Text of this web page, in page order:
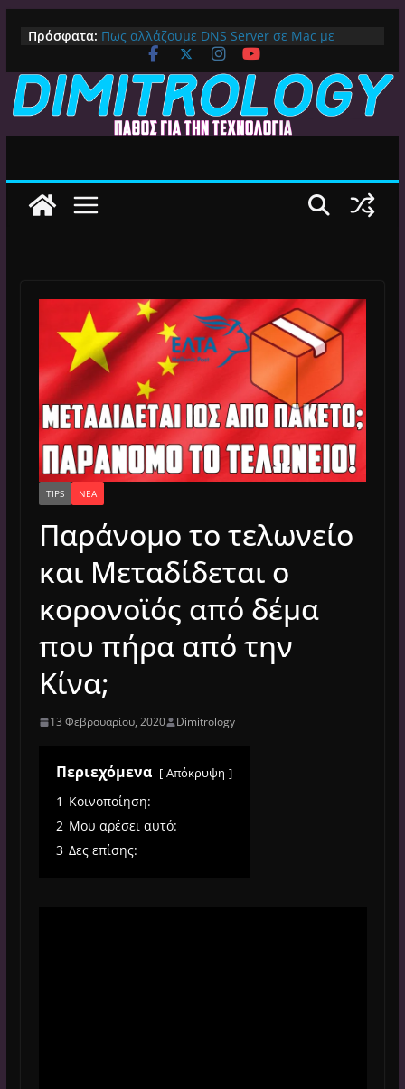
περιεχόμενο
Πρόσφατα: Πως αλλάζουμε DNS Server σε Mac με
MacOS Ventura (Macbook, Mac Mini, iMac,
κλπ)
IPVanish Προσφορά: 83% Έκπτωση στο
Premium VPN – Δες γιατί αξίζει
Alive GR Kodi: Γιατί Δεν Λειτουργεί Πλέον το
Android TV | CX File Explorer, Καθαρισμός
Ο Καλύτερος Launcher για Android TV /
TIPS ΝΈΑ
Παράνομο το τελωνείο
και Μεταδίδεται ο
κορονοϊός από δέμα
που πήρα από την
Κίνα;
13 Φεβρουαρίου, 2020 Dimitrology
Περιεχόμενα Απόκρυψη
1 Κοινοποίηση:
2 Μου αρέσει αυτό:
3 Δες επίσης: